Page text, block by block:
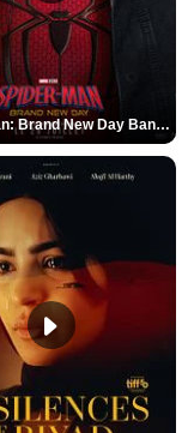
Spider-Man: Brand New Day Bande-annonce VO STFR